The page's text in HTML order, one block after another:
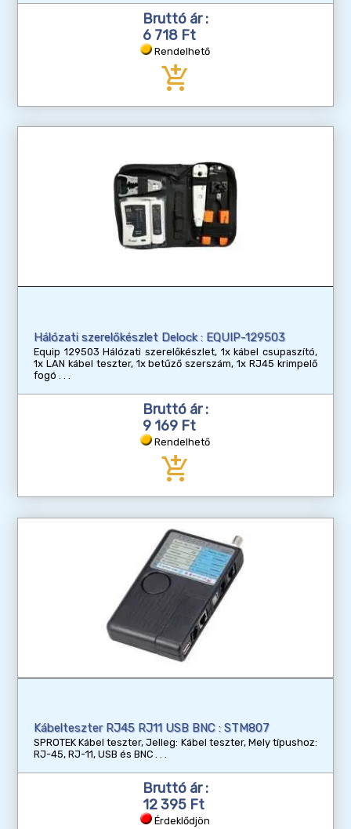
Bruttó ár :
6 718 Ft
Rendelhető
add_shopping_cart
Hálózati szerelőkészlet Delock : EQUIP-129503
Equip 129503 Hálózati szerelőkészlet, 1x kábel csupaszító,
1x LAN kábel teszter, 1x betűző szerszám, 1x RJ45 krimpelő
fogó
Bruttó ár :
9 169 Ft
Rendelhető
add_shopping_cart
Kábelteszter RJ45 RJ11 USB BNC : STM807
SPROTEK Kábel teszter, Jelleg: Kábel teszter, Mely típushoz:
RJ-45, RJ-11, USB és BNC
Bruttó ár :
12 395 Ft
Érdeklődjön